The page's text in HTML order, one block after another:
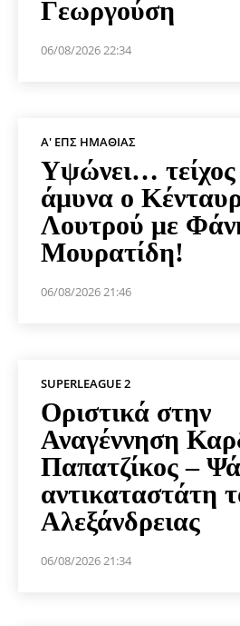
Γεωργούση
06/08/2026 22:34
Α' ΕΠΣ ΗΜΑΘΊΑΣ
Υψώνει… τείχος
άμυνα ο
Λουτρού με
Μουρατίδη!
06/08/2026 21:46
SUPERLEAGUE 2
Οριστικά στην
Αναγέννηση
Παπατζίκος –
αντικαταστάτη
Αλεξάνδρειας
06/08/2026 21:34